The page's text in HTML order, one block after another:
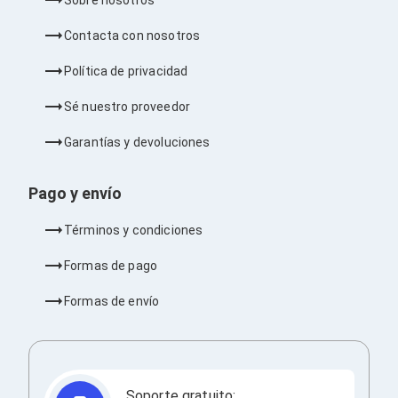
Reproductores MP3 / MP4
Soportes
Proyección
Accesorios Proyectores
Soportes de Proyectores
Maletines para Proyectores
Pantallas de Proyección
Pizarrones Interactivos
TV y Pantallas
Soportes para Pantallas
Pantallas
Pantallas Interactivas
Contacta con nosotros
Política de privacidad
Sé nuestro proveedor
Garantías y devoluciones
Pago y envío
Términos y condiciones
Formas de pago
Formas de envío